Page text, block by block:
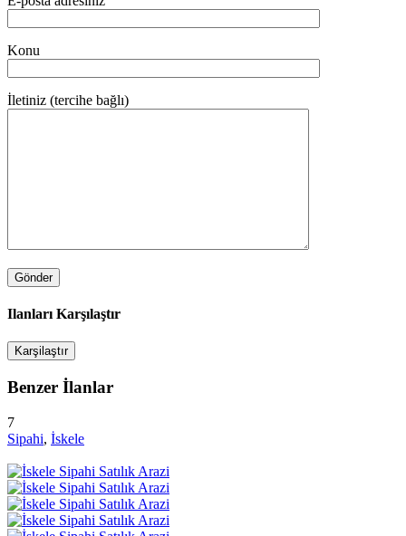
Konu
İletiniz (tercihe bağlı)
Ilanları Karşılaştır
Karşilaştır
Benzer İlanlar
7
Sipahi, İskele